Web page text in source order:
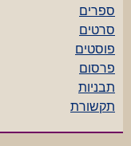
ספרים
סרטים
פוסטים
פרסום
תבניות
תקשורת